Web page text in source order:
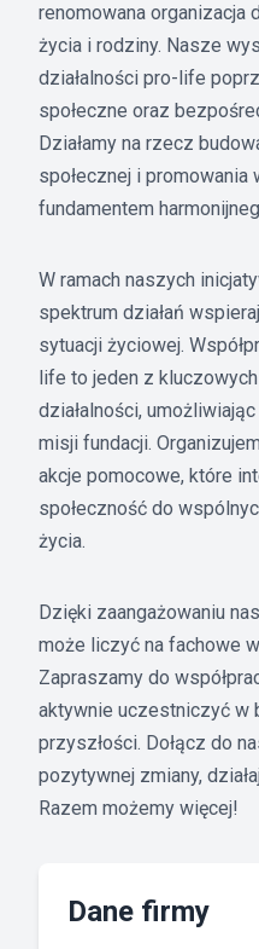
renomowana organizacja
życia i rodziny. Nasze
działalności pro-life
społeczne oraz
Działamy na rzecz
społecznej i
fundamentem
W ramach naszych
spektrum działań
sytuacji życiowej.
life to jeden z
działalności,
misji fundacji.
akcje pomocowe, które
społeczność do
życia.
Dzięki zaangażowaniu
może liczyć na fachowe
Zapraszamy do
aktywnie uczestniczyć w
przyszłości. Dołącz do
pozytywnej zmiany,
Razem możemy więcej!
Dane firmy